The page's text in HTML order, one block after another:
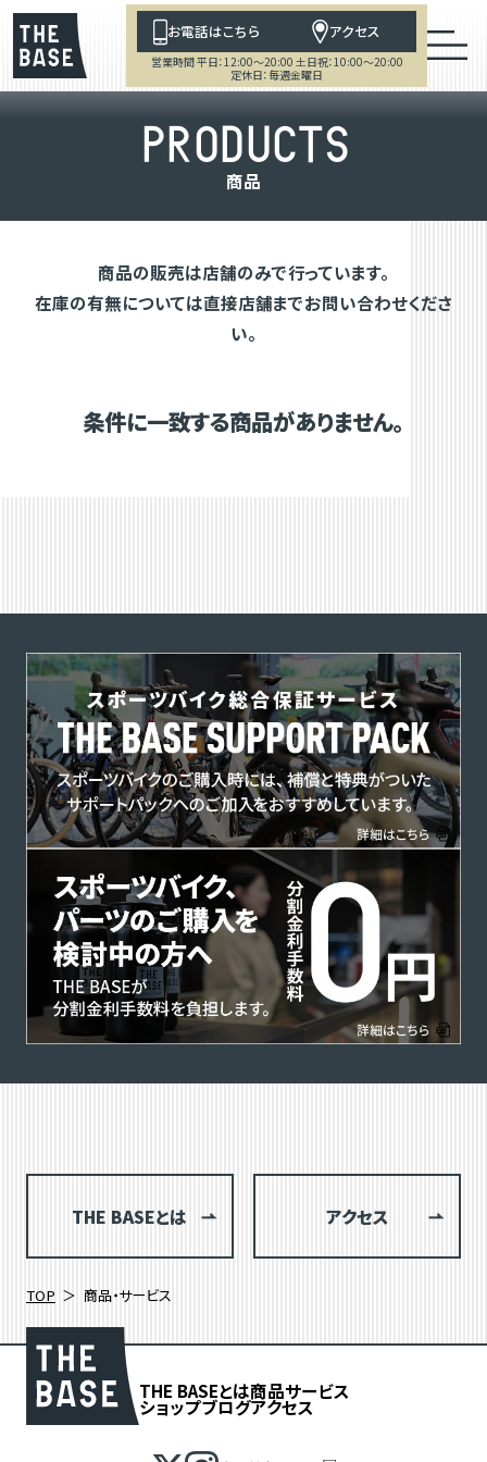
お電話はこちら アクセス
営業時間 平日：12:00～20:00 土日祝：10:00～20:00
定休日：毎週金曜日
PRODUCTS
商品
商品の販売は店舗のみで行っています。
在庫の有無については直接店舗までお問い合わせくださ
い。
条件に一致する商品がありません。
THE BASEとは アクセス
TOP 商品・サービス
THE BASEとは商品サービス
ショップブログアクセス